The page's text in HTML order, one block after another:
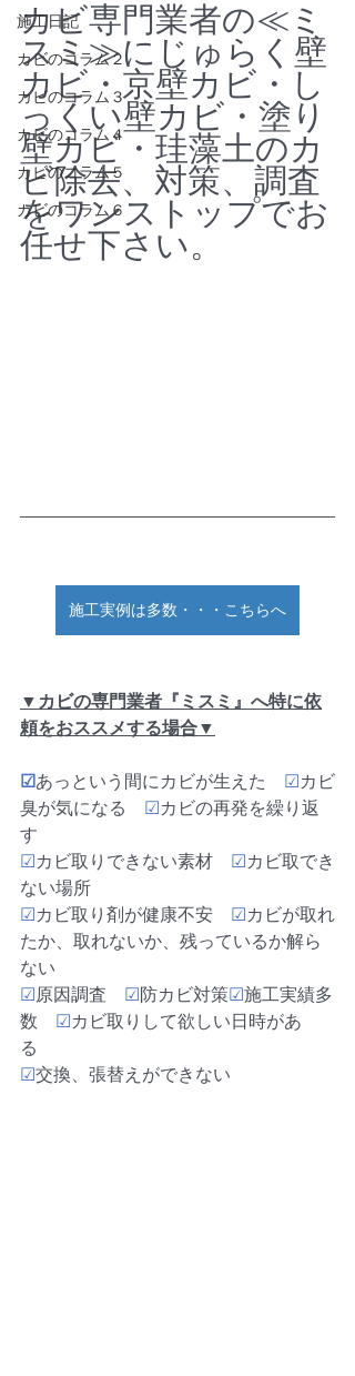
施工日記
カビのコラム２
カビのコラム３
カビのコラム４
カビのコラム５
カビのコラム６
カビ専門業者の≪ミ
スミ≫にじゅらく壁
カビ・京壁カビ・し
っくい壁カビ・塗り
壁カビ・珪藻土のカ
ビ除去、対策、調査
をワンストップでお
任せ下さい。
施工実例は多数・・・こちらへ
▼カビの専門業者『ミスミ』へ特に依
頼をおススメする場合▼
☑あっという間にカビが生えた ☑カビ
臭が気になる ☑カビの再発を繰り返
す
☑カビ取りできない素材 ☑カビ取でき
ない場所
☑カビ取り剤が健康不安 ☑カビが取れ
たか、取れないか、残っているか解ら
ない
☑原因調査 ☑防カビ対策☑施工実績多
数 ☑カビ取りして欲しい日時があ
る
☑交換、張替えができない